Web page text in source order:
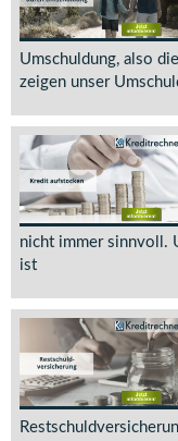
Umschuldung, also
zeigen unser
nicht immer sinnvoll.
ist